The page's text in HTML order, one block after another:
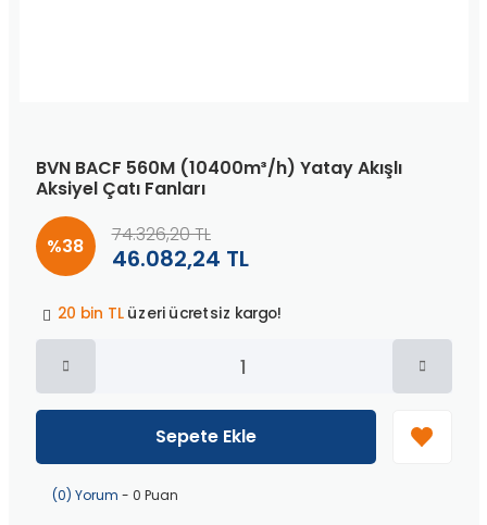
BVN BACF 560M (10400m³/h) Yatay Akışlı
Aksiyel Çatı Fanları
%38 46.082,24 TL
74.326,20 TL
20 bin TLüzeri ücretsiz kargo!
40 bin TL
Peşin fiyatına
üzeri ücretsiz kargo!
üzeri ücretsiz kargo!
40 bin TLüzeri özel teklif!
Sepete Ekle
(0) Yorum - 0 Puan